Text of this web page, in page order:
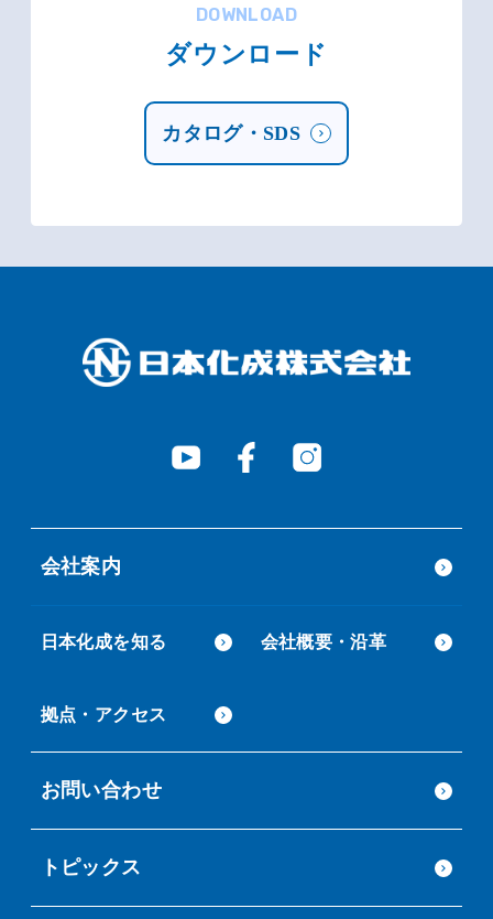
DOWNLOAD
ダウンロード
カタログ・SDS
会社案内
日本化成を知る 会社概要・沿革
拠点・アクセス
お問い合わせ
トピックス